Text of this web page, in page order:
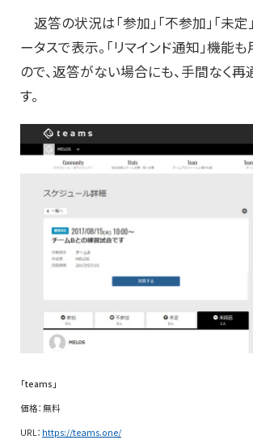
返答の状況は「参加」「不参加」「未定
ータスで表示。「リマインド通知」機能
ので、返答がない場合にも、手間なく
す。
「teams」
価格：無料
URL： https://teams.one/